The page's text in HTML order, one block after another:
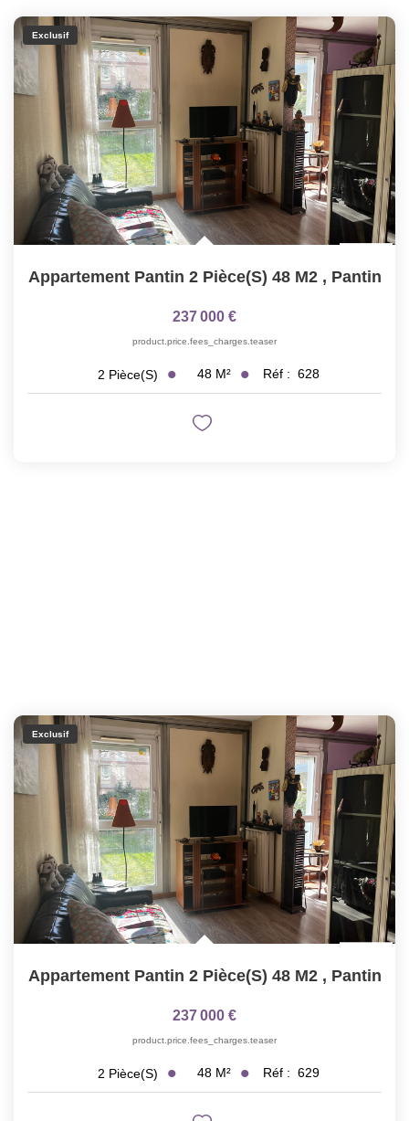
Exclusif
Appartement Pantin 2 Pièce(s) 48 M2 , Pantin
237 000 €
product.price.fees_charges.teaser
2 Pièce(s) 48 M² Réf : 628
Exclusif
Appartement Pantin 2 Pièce(s) 48 M2 , Pantin
237 000 €
product.price.fees_charges.teaser
2 Pièce(s) 48 M² Réf : 629